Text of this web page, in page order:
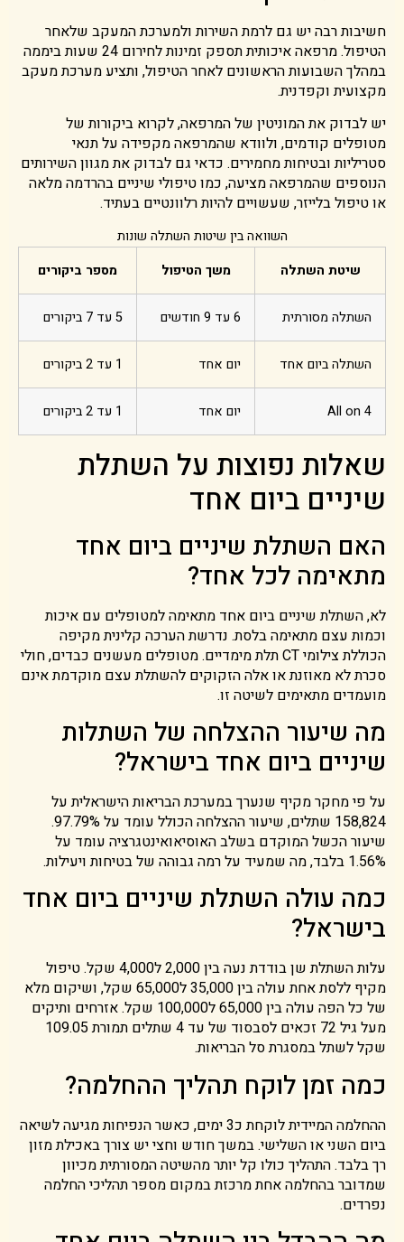
חשיבות רבה יש גם לרמת השירות ולמערכת המעקב שלאחר
הטיפול. מרפאה איכותית תספק זמינות לחירום 24 שעות ביממה
במהלך השבועות הראשונים לאחר הטיפול, ותציע מערכת מעקב
מקצועית וקפדנית.
יש לבדוק את המוניטין של המרפאה, לקרוא ביקורות של
מטופלים קודמים, ולוודא שהמרפאה מקפידה על תנאי
סטריליות ובטיחות מחמירים. כדאי גם לבדוק את מגוון השירותים
הנוספים שהמרפאה מציעה, כמו טיפולי שיניים בהרדמה מלאה
או טיפול בלייזר, שעשויים להיות רלוונטיים בעתיד.
השוואה בין שיטות השתלה שונות
שיטת השתלה
משך הטיפול מספר ביקורים
השתלה מסורתית 6 עד 9 חודשים 5 עד 7 ביקורים
השתלה ביום אחד יום אחד 1 עד 2 ביקורים
All on 4 יום אחד 1 עד 2 ביקורים
שאלות נפוצות על השתלת
שיניים ביום אחד
האם השתלת שיניים ביום אחד
מתאימה לכל אחד?
לא, השתלת שיניים ביום אחד מתאימה למטופלים עם איכות
וכמות עצם מתאימה בלסת. נדרשת הערכה קלינית מקיפה
הכוללת צילומי CT תלת מימדיים. מטופלים מעשנים כבדים, חולי
סכרת לא מאוזנת או אלה הזקוקים להשתלת עצם מוקדמת אינם
מועמדים מתאימים לשיטה זו.
מה שיעור ההצלחה של השתלות
שיניים ביום אחד בישראל?
על פי מחקר מקיף שנערך במערכת הבריאות הישראלית על
158,824 שתלים, שיעור ההצלחה הכולל עומד על 97.79%.
שיעור הכשל המוקדם בשלב האוסיאואינטגרציה עומד על
1.56% בלבד, מה שמעיד על רמה גבוהה של בטיחות ויעילות.
כמה עולה השתלת שיניים ביום אחד
בישראל?
עלות השתלת שן בודדת נעה בין 2,000 ל4,000 שקל. טיפול
מקיף ללסת אחת עולה בין 35,000 ל65,000 שקל, ושיקום מלא
של כל הפה עולה בין 65,000 ל100,000 שקל. אזרחים ותיקים
מעל גיל 72 זכאים לסבסוד של עד 4 שתלים תמורת 109.05
שקל לשתל במסגרת סל הבריאות.
כמה זמן לוקח תהליך ההחלמה?
ההחלמה המיידית לוקחת כ3 ימים, כאשר הנפיחות מגיעה לשיאה
ביום השני או השלישי. במשך חודש וחצי יש צורך באכילת מזון
רך בלבד. התהליך כולו קל יותר מהשיטה המסורתית מכיוון
שמדובר בהחלמה אחת מרכזת במקום מספר תהליכי החלמה
נפרדים.